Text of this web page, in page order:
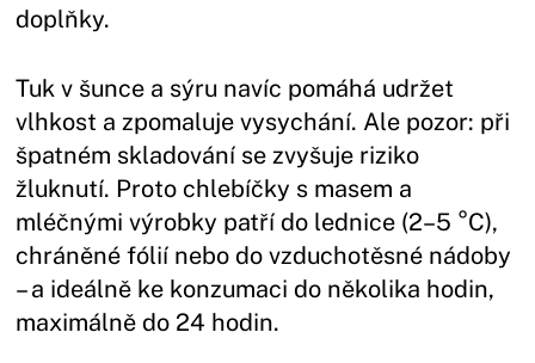
doplňky.
Tuk v šunce a sýru navíc pomáhá udržet
vlhkost a zpomaluje vysychání. Ale pozor: při
špatném skladování se zvyšuje riziko
žluknutí. Proto chlebíčky s masem a
mléčnými výrobky patří do lednice (2–5 °C),
chráněné fólií nebo do vzduchotěsné nádoby
– a ideálně ke konzumaci do několika hodin,
maximálně do 24 hodin.